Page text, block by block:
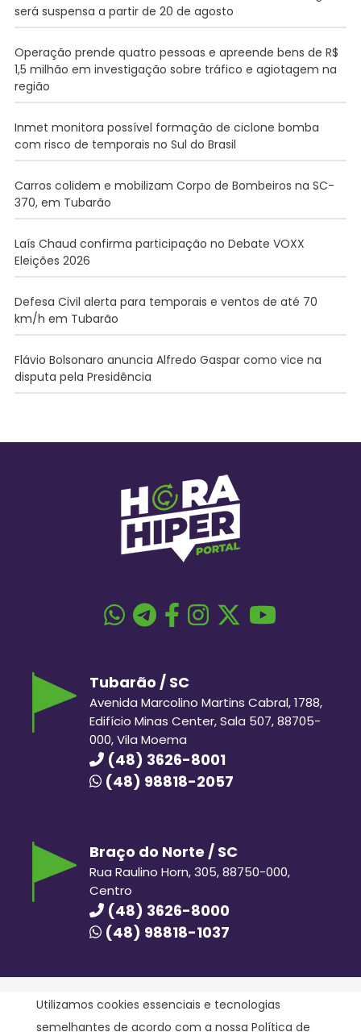
será suspensa a partir de 20 de agosto
Operação prende quatro pessoas e apreende bens de R$
1,5 milhão em investigação sobre tráfico e agiotagem na
região
Inmet monitora possível formação de ciclone bomba
com risco de temporais no Sul do Brasil
Carros colidem e mobilizam Corpo de Bombeiros na SC-
370, em Tubarão
Laís Chaud confirma participação no Debate VOXX
Eleições 2026
Defesa Civil alerta para temporais e ventos de até 70
km/h em Tubarão
Flávio Bolsonaro anuncia Alfredo Gaspar como vice na
disputa pela Presidência
Tubarão / SC
Avenida Marcolino Martins Cabral, 1788,
Edifício Minas Center, Sala 507, 88705-
000, Vila Moema
(48) 3626-8001
(48) 98818-2057
Braço do Norte / SC
Rua Raulino Horn, 305, 88750-000,
Centro
(48) 3626-8000
(48) 98818-1037
Utilizamos cookies essenciais e tecnologias
semelhantes de acordo com a nossa Política de